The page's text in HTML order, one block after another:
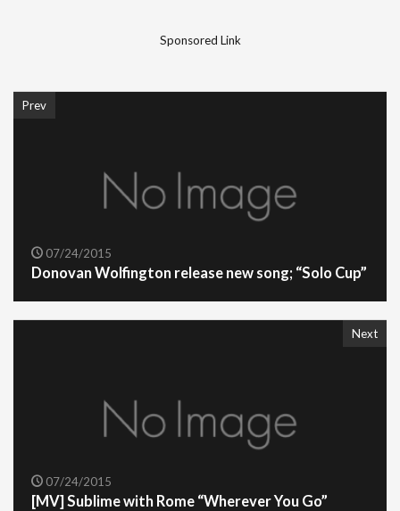
Sponsored Link
Prev
07/24/2015
Donovan Wolfington release new song; “Solo Cup”
Next
07/24/2015
[MV] Sublime with Rome “Wherever You Go”